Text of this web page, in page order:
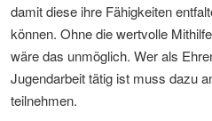
damit diese ihre Fähigkeiten
können. Ohne die wertvolle
wäre das unmöglich. Wer als
Jugendarbeit tätig ist muss dazu
teilnehmen.